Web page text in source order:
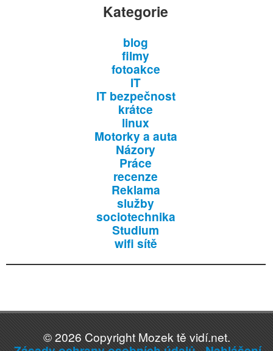
Kategorie
blog
filmy
fotoakce
IT
IT bezpečnost
krátce
linux
Motorky a auta
Názory
Práce
recenze
Reklama
služby
sociotechnika
Studium
wifi sítě
© 2026 Copyright Mozek tě vidí.net.